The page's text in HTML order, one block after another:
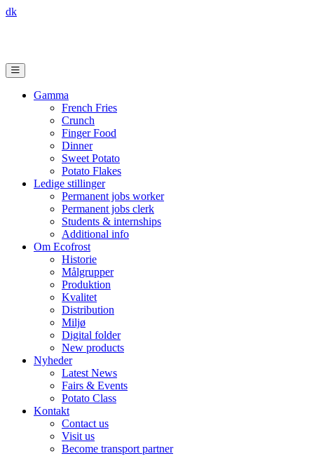
dk
Gamma
French Fries
Crunch
Finger Food
Dinner
Sweet Potato
Potato Flakes
Ledige stillinger
Permanent jobs worker
Permanent jobs clerk
Students & internships
Additional info
Om Ecofrost
Historie
Målgrupper
Produktion
Kvalitet
Distribution
Miljø
Digital folder
New products
Nyheder
Latest News
Fairs & Events
Potato Class
Kontakt
Contact us
Visit us
Become transport partner